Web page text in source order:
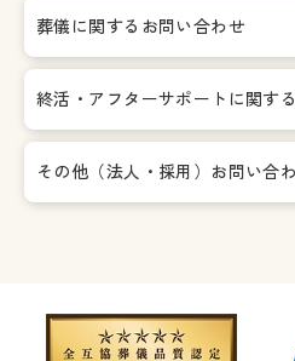
葬儀に関するお問い合わせ
終活・アフターサポートに関する
その他（法人・採用）お問い合